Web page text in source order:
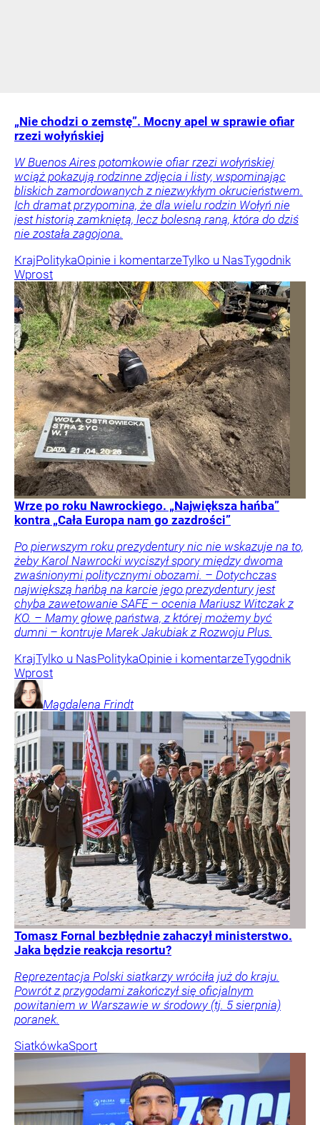
„Nie chodzi o zemstę”. Mocny apel w sprawie ofiar
rzezi wołyńskiej
W Buenos Aires potomkowie ofiar rzezi wołyńskiej
wciąż pokazują rodzinne zdjęcia i listy, wspominając
bliskich zamordowanych z niezwykłym okrucieństwem.
Ich dramat przypomina, że dla wielu rodzin Wołyń nie
jest historią zamkniętą, lecz bolesną raną, która do dziś
nie została zagojona.
KrajPolitykaOpinie i komentarzeTylko u NasTygodnik
Wprost
Wrze po roku Nawrockiego. „Największa hańba”
kontra „Cała Europa nam go zazdrości”
Po pierwszym roku prezydentury nic nie wskazuje na to,
żeby Karol Nawrocki wyciszył spory między dwoma
zwaśnionymi politycznymi obozami. – Dotychczas
największą hańbą na karcie jego prezydentury jest
chyba zawetowanie SAFE – ocenia Mariusz Witczak z
KO. – Mamy głowę państwa, z której możemy być
dumni – kontruje Marek Jakubiak z Rozwoju Plus.
KrajTylko u NasPolitykaOpinie i komentarzeTygodnik
Wprost
Magdalena Frindt
Tomasz Fornal bezbłędnie zahaczył ministerstwo.
Jaka będzie reakcja resortu?
Reprezentacja Polski siatkarzy wróciła już do kraju.
Powrót z przygodami zakończył się oficjalnym
powitaniem w Warszawie w środowy (tj. 5 sierpnia)
poranek.
SiatkówkaSport